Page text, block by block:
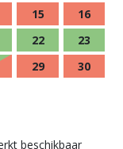
15
16
22
23
29
30
beschikbaar